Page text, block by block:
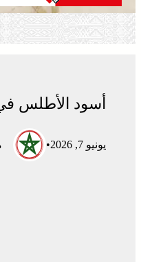
مبكرة
أسود الأطلس في
يونيو 7, 2026 •